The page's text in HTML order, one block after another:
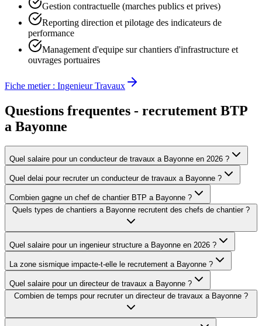
Gestion contractuelle (marches publics et prives)
Reporting direction et pilotage des indicateurs de
performance
Management d'equipe sur chantiers d'infrastructure et
ouvrages portuaires
Fiche metier : Ingenieur Travaux
Questions frequentes - recrutement BTP
a Bayonne
Quel salaire pour un conducteur de travaux a Bayonne en 2026 ?
Quel delai pour recruter un conducteur de travaux a Bayonne ?
Combien gagne un chef de chantier BTP a Bayonne ?
Quels types de chantiers a Bayonne recrutent des chefs de chantier ?
Quel salaire pour un ingenieur structure a Bayonne en 2026 ?
La zone sismique impacte-t-elle le recrutement a Bayonne ?
Quel salaire pour un directeur de travaux a Bayonne ?
Combien de temps pour recruter un directeur de travaux a Bayonne ?